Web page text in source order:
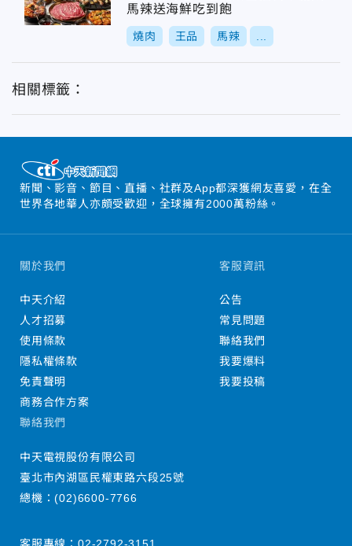
馬辣送海鮮吃到飽
燒肉 王品 馬辣
相關標籤：
新聞、影音、節目、直播、社群及App都深獲網友喜愛，在全
世界各地華人亦頗受歡迎，全球擁有2000萬粉絲。
關於我們
中天介紹
人才招募
使用條款
隱私權條款
免責聲明
商務合作方案
客服資訊
公告
常見問題
聯絡我們
我要爆料
我要投稿
聯絡我們
中天電視股份有限公司
臺北市內湖區民權東路六段25號
總機：(02)6600-7766